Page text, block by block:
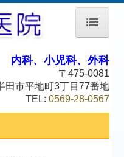
内科、小児科、外科
〒475-0081
田市平地町3丁目77番地
TEL: 0569-28-0567